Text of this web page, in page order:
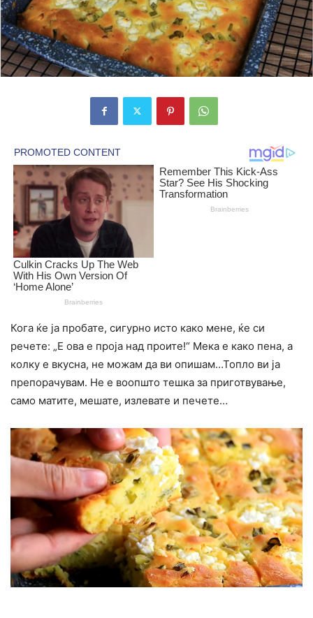
Кога ќе ја пробате, сигурно исто како мене, ќе си
речете: „Е ова е проја над проите!“ Мека е како пена, а
колку е вкусна, не можам да ви опишам…Топло ви ја
препорачувам. Не е воопшто тешка за приготвување,
само матите, мешате, излевате и печете…